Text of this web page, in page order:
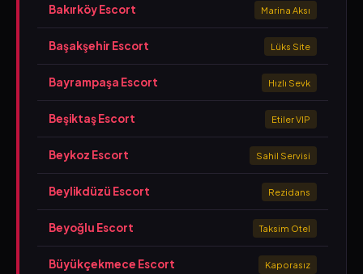
Bakırköy Escort Marina Aksı
Başakşehir Escort Lüks Site
Bayrampaşa Escort Hızlı Sevk
Beşiktaş Escort Etiler VIP
Beykoz Escort Sahil Servisi
Beylikdüzü Escort Rezidans
Beyoğlu Escort Taksim Otel
Büyükçekmece Escort Kaporasız